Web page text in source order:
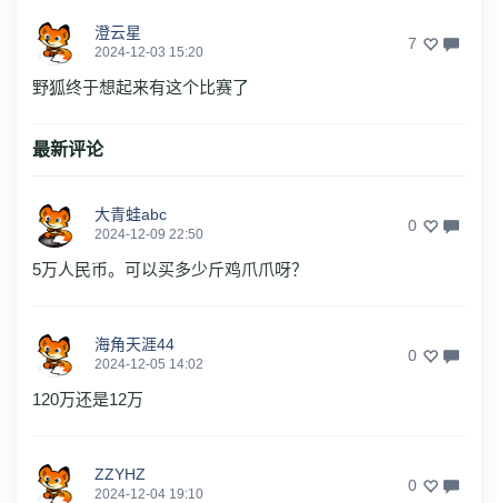
澄云星
2024-12-03 15:20 7
野狐终于想起来有这个比赛了
最新评论
大青蛙abc
2024-12-09 22:50 0
5万人民币。可以买多少斤鸡爪爪呀？
海角天涯44
2024-12-05 14:02 0
120万还是12万
ZZYHZ
2024-12-04 19:10 0